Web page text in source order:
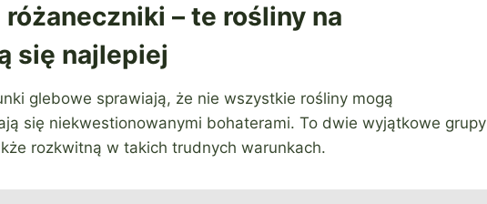
– te rośliny na
się najlepiej
glebowe sprawiają, że nie wszystkie rośliny mogą
się niekwestionowanymi bohaterami. To dwie wyjątkowe grupy
rozkwitną w takich trudnych warunkach.